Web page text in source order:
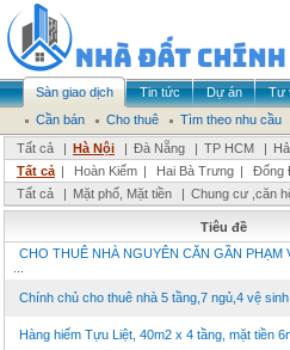
Sàn giao dịch Tin tức Dự án Tư
Cần bán
Cho thuê
Tìm theo nhu cầu
Tất cả
| Hà Nội | Đà Nẵng | TP HCM |
Tất cả | Hoàn Kiếm | Hai Bà Trưng | Đống
Tất cả
| Mặt phố, Mặt tiền | Chung cư ,căn
Tiêu đề
CHO THUÊ NHÀ NGUYÊN CĂN GẦN PHẠM
Chính chủ cho thuê nhà 5 tầng,7 ngủ,4 vệ
Hàng hiếm Tựu Liệt, 40m2 x 4 tầng, mặt tiền